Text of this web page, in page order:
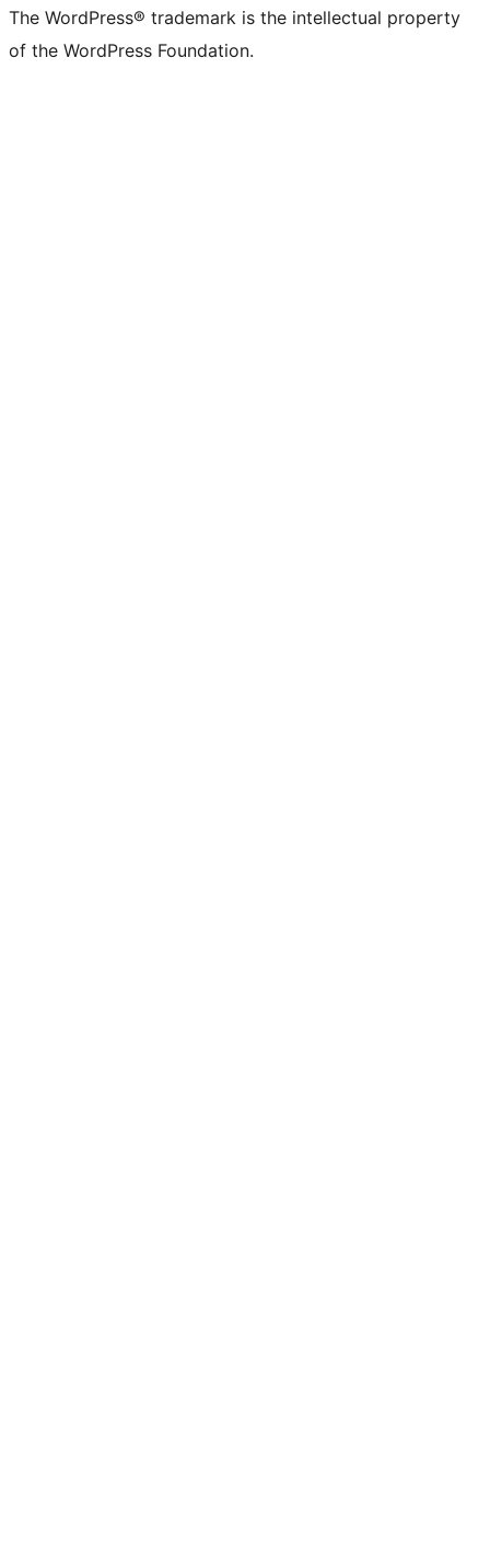
The WordPress® trademark is the intellectual property
of the WordPress Foundation.